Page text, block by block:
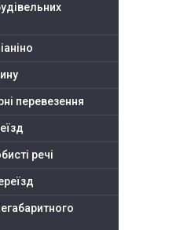
перевезення
речі